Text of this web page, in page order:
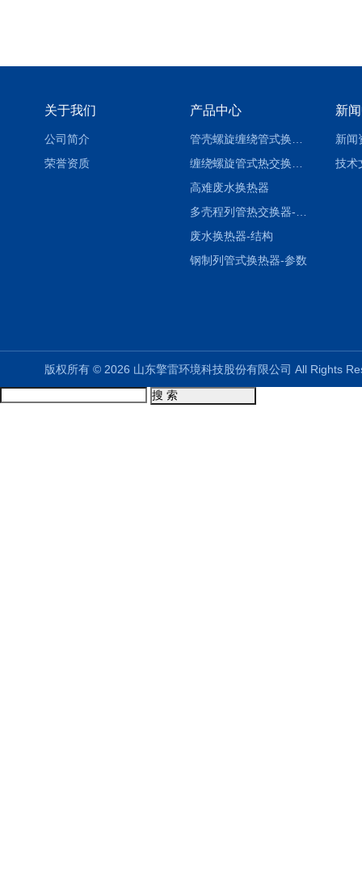
关于我们
公司简介
荣誉资质
产品中心
高难废水换热器
废水换热器-结构
钢制列管式换热器-参数
新
新闻
技术
版权所有 © 2026 山东擎雷环境科技股份有限公司 All